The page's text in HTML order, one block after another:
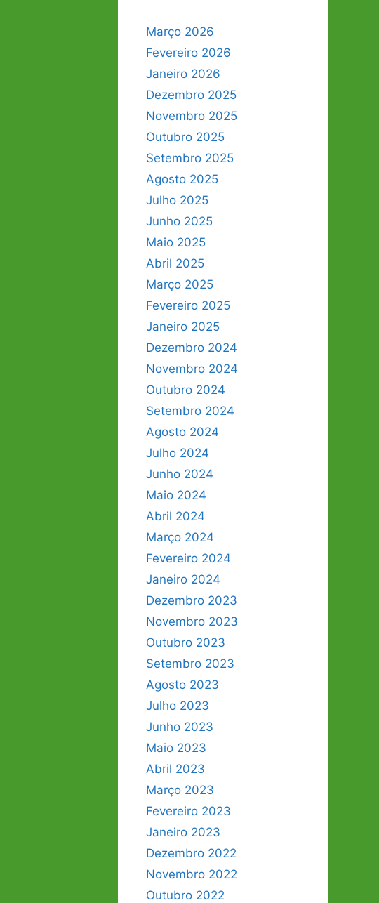
Março 2026
Fevereiro 2026
Janeiro 2026
Dezembro 2025
Novembro 2025
Outubro 2025
Setembro 2025
Agosto 2025
Julho 2025
Junho 2025
Maio 2025
Abril 2025
Março 2025
Fevereiro 2025
Janeiro 2025
Dezembro 2024
Novembro 2024
Outubro 2024
Setembro 2024
Agosto 2024
Julho 2024
Junho 2024
Maio 2024
Abril 2024
Março 2024
Fevereiro 2024
Janeiro 2024
Dezembro 2023
Novembro 2023
Outubro 2023
Setembro 2023
Agosto 2023
Julho 2023
Junho 2023
Maio 2023
Abril 2023
Março 2023
Fevereiro 2023
Janeiro 2023
Dezembro 2022
Novembro 2022
Outubro 2022